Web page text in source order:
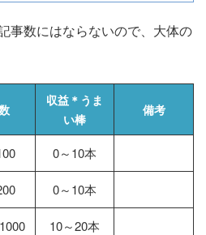
事数にはならないので、大体の
収益＊うま
い棒
備考
0～10本
0～10本
10～20本